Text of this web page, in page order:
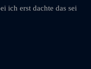
ich erst dachte das sei